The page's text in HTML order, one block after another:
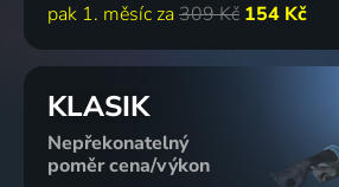
pak 1. měsíc za 309 Kč 154 Kč
KLASIK
Nepřekonatelný
poměr cena/výkon